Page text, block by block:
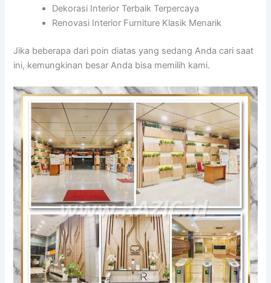
Dekorasi Interior Terbaik Terpercaya
Renovasi Interior Furniture Klasik Menarik
Jika beberapa dari poin diatas yang sedang Anda cari saat
ini, kemungkinan besar Anda bisa memilih kami.